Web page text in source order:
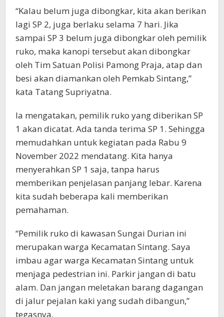
“Kalau belum juga dibongkar, kita akan berikan
lagi SP 2, juga berlaku selama 7 hari. Jika
sampai SP 3 belum juga dibongkar oleh pemilik
ruko, maka kanopi tersebut akan dibongkar
oleh Tim Satuan Polisi Pamong Praja, atap dan
besi akan diamankan oleh Pemkab Sintang,”
kata Tatang Supriyatna.
Ia mengatakan, pemilik ruko yang diberikan SP
1 akan dicatat. Ada tanda terima SP 1. Sehingga
memudahkan untuk kegiatan pada Rabu 9
November 2022 mendatang. Kita hanya
menyerahkan SP 1 saja, tanpa harus
memberikan penjelasan panjang lebar. Karena
kita sudah beberapa kali memberikan
pemahaman.
“Pemilik ruko di kawasan Sungai Durian ini
merupakan warga Kecamatan Sintang. Saya
imbau agar warga Kecamatan Sintang untuk
menjaga pedestrian ini. Parkir jangan di batu
alam. Dan jangan meletakan barang dagangan
di jalur pejalan kaki yang sudah dibangun,”
tegasnya.